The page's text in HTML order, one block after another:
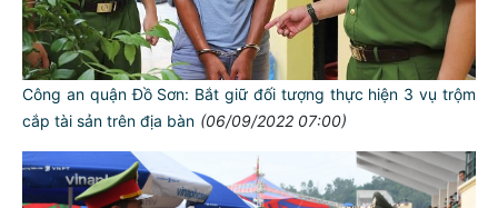
Công an quận Đồ Sơn: Bắt giữ đối tượng thực hiện 3 vụ trộm
cắp tài sản trên địa bàn (06/09/2022 07:00)